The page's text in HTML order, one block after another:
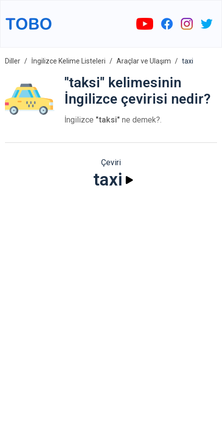
Diller İngilizce Kelime Listeleri Araçlar ve Ulaşım taxi
"taksi" kelimesinin
İngilizce çevirisi nedir?
İngilizce "taksi" ne demek?.
Çeviri
taxi